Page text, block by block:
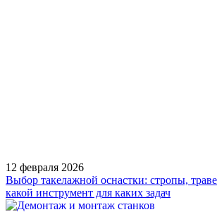
12 февраля 2026
Выбор такелажной оснастки: стропы,
какой инструмент для каких задач